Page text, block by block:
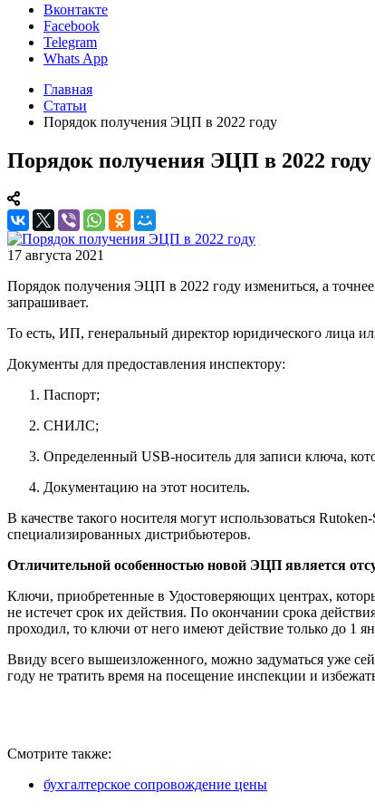
Вконтакте
Facebook
Telegram
Whats App
Главная
Статьи
Порядок получения ЭЦП в 2022 году
Порядок получения ЭЦП в 2022 году
17 августа 2021
Порядок получения ЭЦП в 2022 году измениться, а
запрашивает.
То есть, ИП, генеральный директор юридического лица
Документы для предоставления инспектору:
Паспорт;
СНИЛС;
Определенный USB-носитель для записи ключа,
Документацию на этот носитель.
В качестве такого носителя могут использоваться
специализированных дистрибьютеров.
Отличительной особенностью новой ЭЦП является
Ключи, приобретенные в Удостоверяющих центрах,
не истечет срок их действия. По окончании срока
проходил, то ключи от него имеют действие только до 1
Ввиду всего вышеизложенного, можно задуматься уже
году не тратить время на посещение инспекции и
Смотрите также:
бухгалтерское сопровождение цены